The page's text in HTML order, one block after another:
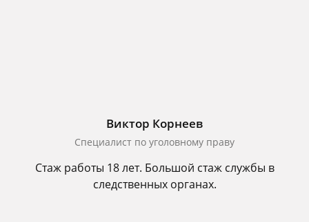
Виктор Корнеев
Cпециалист по уголовному праву
Стаж работы 18 лет. Большой стаж службы в
следственных органах.